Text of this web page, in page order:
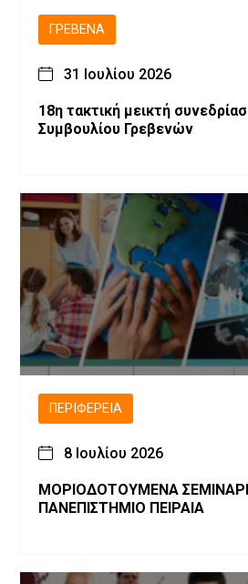
ΓΡΕΒΕΝΆ
31 Ιουλίου 2026
18η τακτική μεικτή
Συμβουλίου Γρεβενών
ΠΕΡΙΦΈΡΕΙΑ
8 Ιουλίου 2026
ΜΟΡΙΟΔΟΤΟΥΜΕΝΑ
ΠΑΝΕΠΙΣΤΗΜΙΟ ΠΕΙΡΑΙΑ